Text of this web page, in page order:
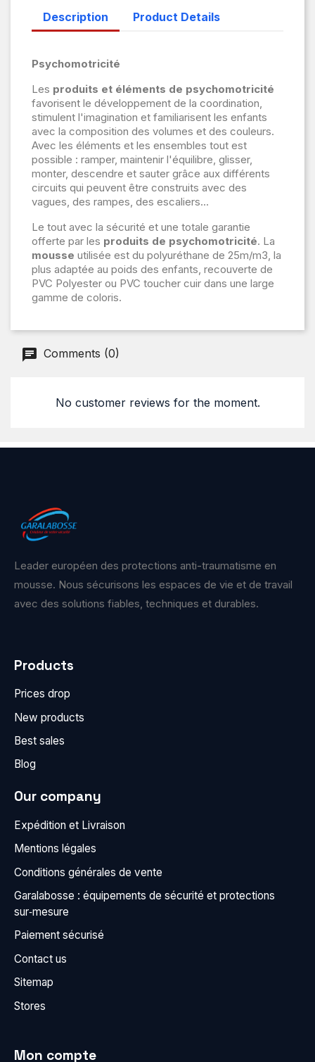
Description Product Details
Psychomotricité
Les produits et éléments de psychomotricité
favorisent le développement de la coordination,
stimulent l'imagination et familiarisent les enfants
avec la composition des volumes et des couleurs.
Avec les éléments et les ensembles tout est
possible : ramper, maintenir l'équilibre, glisser,
monter, descendre et sauter grâce aux différents
circuits qui peuvent être construits avec des
vagues, des rampes, des escaliers...
Le tout avec la sécurité et une totale garantie
offerte par les produits de psychomotricité. La
mousse utilisée est du polyuréthane de 25m/m3, la
plus adaptée au poids des enfants, recouverte de
PVC Polyester ou PVC toucher cuir dans une large
gamme de coloris.
Comments (0)
No customer reviews for the moment.
Leader européen des protections anti-traumatisme en
mousse. Nous sécurisons les espaces de vie et de travail
avec des solutions fiables, techniques et durables.
Products
Prices drop
New products
Best sales
Blog
Our company
Expédition et Livraison
Mentions légales
Conditions générales de vente
Garalabosse : équipements de sécurité et protections
sur‑mesure
Paiement sécurisé
Contact us
Sitemap
Stores
Mon compte